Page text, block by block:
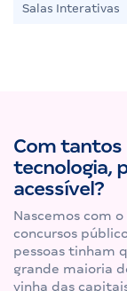
Salas Interativas
Com
tecnologia,
acessível?
Nascemos com
concursos
pessoas tinham
grande maioria
vinha das